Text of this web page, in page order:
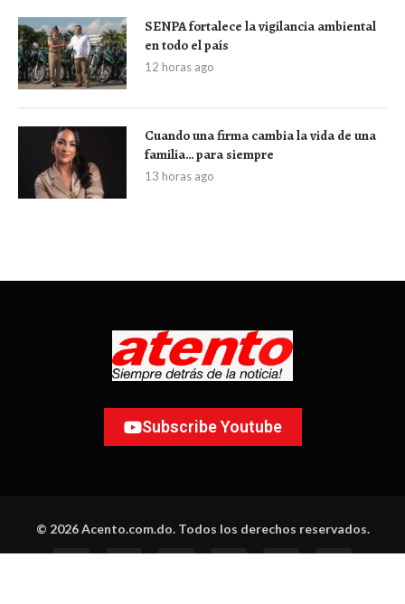
SENPA fortalece la vigilancia ambiental
en todo el país
12 horas ago
Cuando una firma cambia la vida de una
familia… para siempre
13 horas ago
Subscribe Youtube
© 2026 Acento.com.do. Todos los derechos reservados.